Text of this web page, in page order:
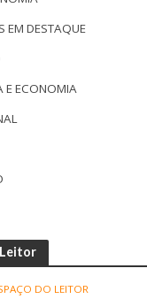
EM DESTAQUE
E ECONOMIA
DO LEITOR